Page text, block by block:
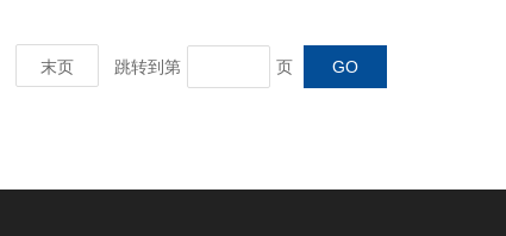
末页 跳转到第 页